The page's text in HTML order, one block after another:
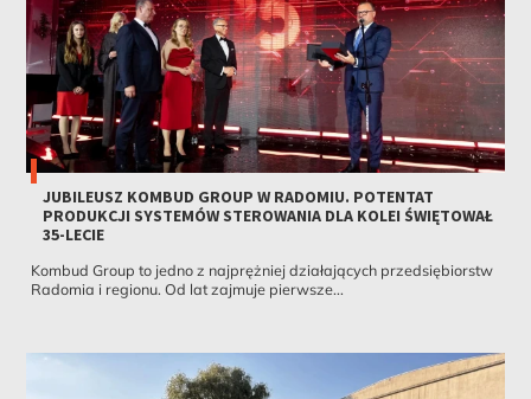
JUBILEUSZ KOMBUD GROUP W RADOMIU. POTENTAT
PRODUKCJI SYSTEMÓW STEROWANIA DLA KOLEI ŚWIĘTOWAŁ
35-LECIE
Kombud Group to jedno z najprężniej działających przedsiębiorstw
Radomia i regionu. Od lat zajmuje pierwsze...